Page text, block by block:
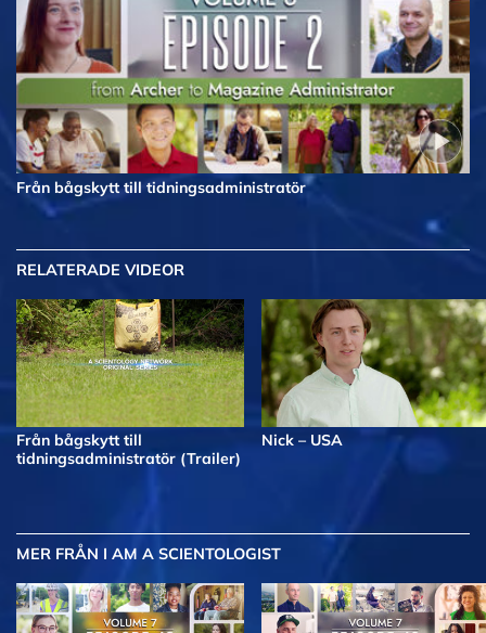
Från bågskytt till tidningsadministratör
RELATERADE VIDEOR
Från bågskytt till
tidningsadministratör (Trailer)
Nick – USA
MER FRÅN I AM A SCIENTOLOGIST